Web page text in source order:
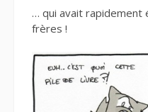
… qui avait
frères !